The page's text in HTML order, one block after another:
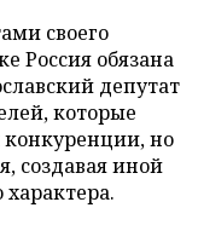
своего
Россия обязана
депутат
которые
конкуренции, но
создавая иной